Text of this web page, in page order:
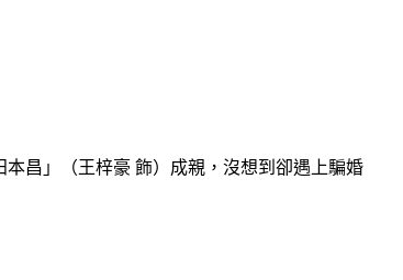
昌」（王梓豪 飾）成親，沒想到卻遇上騙婚